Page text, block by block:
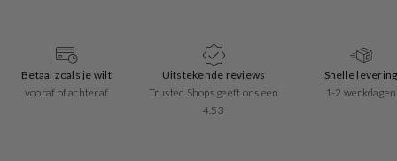
Betaal zoals je wilt
vooraf of achteraf
Uitstekende reviews
Trusted Shops geeft ons een
4.53
Snelle levering
1-2 werkdagen